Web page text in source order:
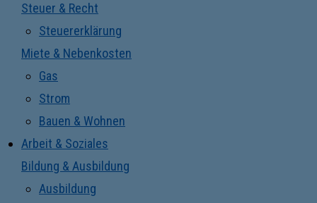
Steuer & Recht
Steuererklärung
Miete & Nebenkosten
Gas
Strom
Bauen & Wohnen
Arbeit & Soziales
Bildung & Ausbildung
Ausbildung